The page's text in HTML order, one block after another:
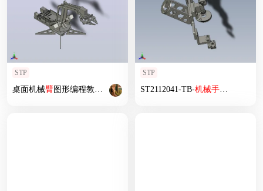
STP
桌面机械臂图形编程教育 机械手
STP
ST2112041-TB-机械手抓